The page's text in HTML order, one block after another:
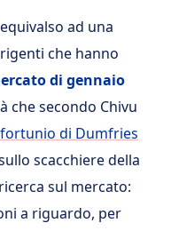
ad una
che hanno
di gennaio
che secondo Chivu
di Dumfries
scacchiere della
sul mercato:
a riguardo, per